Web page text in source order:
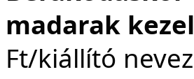
madarak
Ft/kiállító